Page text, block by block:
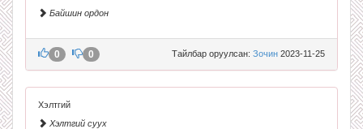
Байшин ордон
Тайлбар оруулсан: Зочин 2023-11-25
0 0
Хэлтгий
Хэлтгий суух